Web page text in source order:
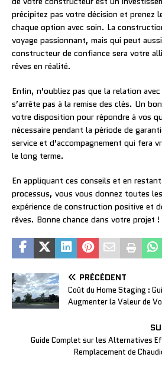
précipitez pas votre décision et prenez
chaque option avec soin. La
voyage passionnant, mais qui peut
constructeur de confiance sera votre
rêves en réalité.
Enfin, n’oubliez pas que la relation
s’arrête pas à la remise des clés. Un
votre disposition pour répondre à vos
nécessaire pendant la période de
service et d’accompagnement qui fera
le long terme.
En appliquant ces conseils et en
processus, vous vous donnez toutes
expérience de construction positive et
rêves. Bonne chance dans votre projet !
PRÉCÉDENT
Coût du Home Staging :
Augmenter la Valeur de
Guide Complet sur les Alternatives
Remplacement de